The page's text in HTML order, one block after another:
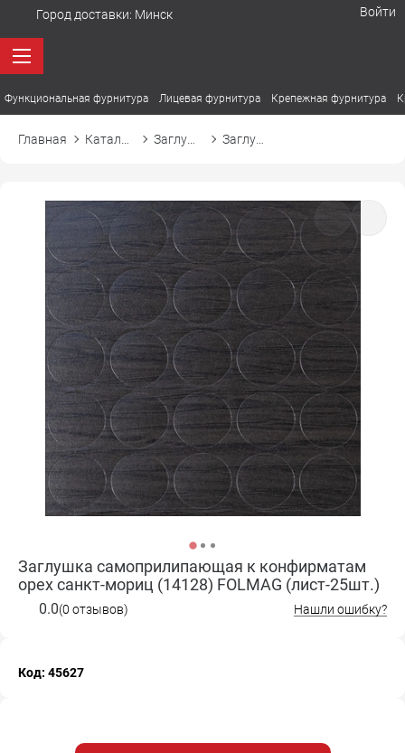
Город доставки: Минск Войти
Функциональная фурнитура Лицевая фурнитура Крепежная фурнитура
Главная
Заглушка самоприлипающая к конфирматам
орех санкт-мориц (14128) FOLMAG (лист-25шт.)
0.0(0 отзывов) Нашли ошибку?
Код: 45627